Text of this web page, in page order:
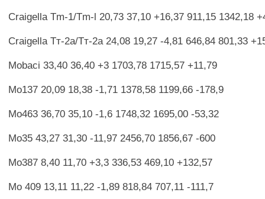
Craigella Tm-1/Tm-l 20,73 37,10 +16,37 911,15 1342,18
Craigella Тт-2а/Тт-2а 24,08 19,27 -4,81 646,84 801,33
Mobaci 33,40 36,40 +3 1703,78 1715,57 +11,79
Мо137 20,09 18,38 -1,71 1378,58 1199,66 -178,9
Мо463 36,70 35,10 -1,6 1748,32 1695,00 -53,32
Мо35 43,27 31,30 -11,97 2456,70 1856,67 -600
Мо387 8,40 11,70 +3,3 336,53 469,10 +132,57
Мо 409 13,11 11,22 -1,89 818,84 707,11 -111,7